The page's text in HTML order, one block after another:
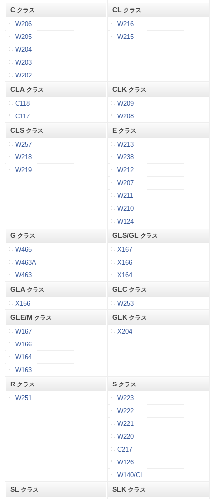
C クラス
W206
W205
W204
W203
W202
CL クラス
W216
W215
CLA クラス
C118
C117
CLK クラス
W209
W208
CLS クラス
W257
W218
W219
E クラス
W213
W238
W212
W207
W211
W210
W124
G クラス
W465
W463A
W463
GLS/GL クラス
X167
X166
X164
GLA クラス
X156
GLC クラス
W253
GLE/M クラス
W167
W166
W164
W163
GLK クラス
X204
R クラス
W251
S クラス
W223
W222
W221
W220
C217
W126
W140/CL
SL クラス SLK クラス